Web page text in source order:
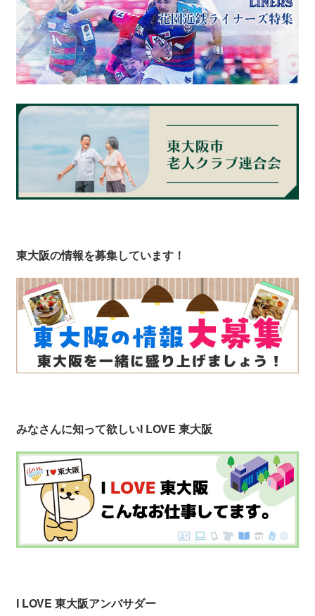
東大阪の情報を募集しています！
みなさんに知って欲しいI LOVE 東大阪
I LOVE 東大阪アンバサダー